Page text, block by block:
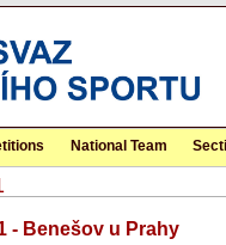
National Team
- Benešov u Prahy